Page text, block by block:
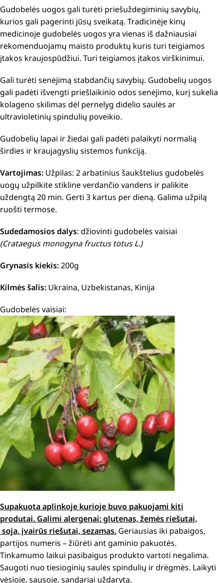
Gudobelės uogos gali turėti priešuždegiminių savybių,
kurios gali pagerinti jūsų sveikatą. Tradicinėje kinų
medicinoje gudobelės uogos yra vienas iš dažniausiai
rekomenduojamų maisto produktų kuris turi teigiamos
įtakos kraujospūdžiui. Turi teigiamos įtakos virškinimui.
Gali turėti senėjimą stabdančių savybių. Gudobelių uogos
gali padėti išvengti priešlaikinio odos senėjimo, kurį sukelia
kolageno skilimas dėl pernelyg didelio saulės ar
ultravioletinių spindulių poveikio.
Gudobelių lapai ir žiedai gali padėti palaikyti normalią
širdies ir kraujagyslių sistemos funkciją.
Vartojimas: Užpilas: 2 arbatinius šaukštelius gudobelės
uogų užpilkite stikline verdančio vandens ir palikite
uždengtą 20 min. Gerti 3 kartus per dieną. Galima užpilą
ruošti termose.
Sudedamosios dalys: džiovinti gudobelės vaisiai
(Crataegus monogyna fructus totus L.)
Grynasis kiekis:200g
Kilmės šalis: Ukraina, Uzbekistanas, Kinija
Gudobelės vaisiai:
Supakuota aplinkoje kurioje buvo pakuojami kiti
produtai. Galimi alergenai: glutenas, žemės riešutai,
soja, įvairūs riešutai, sezamas. Geriausias iki pabaigos,
partijos numeris – žiūrėti ant gaminio pakuotės.
Tinkamumo laikui pasibaigus produkto vartoti negalima.
Saugoti nuo tiesioginių saulės spindulių ir drėgmės. Laikyti
vėsioje, sausoje, sandariai uždarytą.